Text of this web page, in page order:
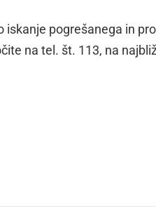
iskanje pogrešanega in
na tel. št. 113, na